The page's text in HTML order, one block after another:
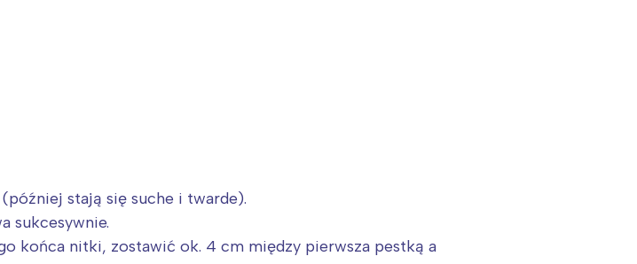
stają się suche i twarde).
sukcesywnie.
końca nitki, zostawić ok. 4 cm między pierwsza pestką a